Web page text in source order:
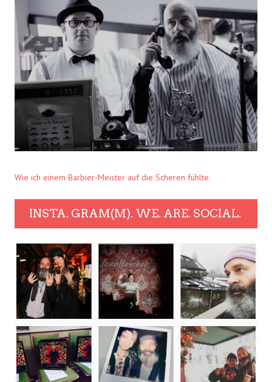
Wie ich einem Barbier-Meister auf die Scheren fühlte.
INSTA. GRAM(M). WE. ARE. SOCIAL.